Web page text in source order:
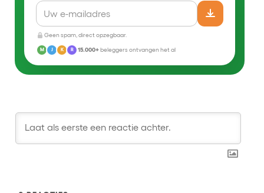
Geen spam, direct opzegbaar.
M J K R 15.000+beleggers ontvangen het al